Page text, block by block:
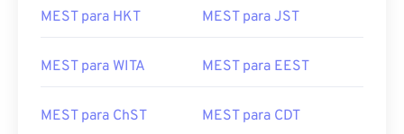
MEST para HKT MEST para JST
MEST para WITA MEST para EEST
MEST para ChST MEST para CDT